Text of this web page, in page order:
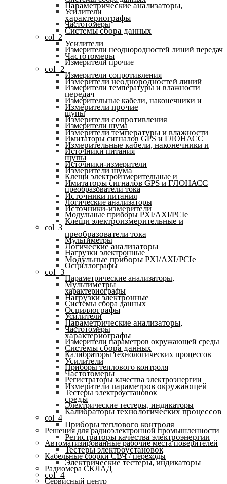
Усилители
Частотомеры
col_2
Измерители неоднородностей линий передач
Измерители прочие
Измерители сопротивления
Измерители температуры и влажности
Измерительные кабели, наконечники и
щупы
Измерители шума
Имитаторы сигналов GPS и ГЛОНАСС
Источники питания
Источники-измерители
Клещи электроизмерительные и
преобразователи тока
Логические анализаторы
Модульные приборы PXI/AXI/PCIe
col_3
Мультиметры
Нагрузки электронные
Осциллографы
Параметрические анализаторы,
характериографы
Системы сбора данных
Усилители
Частотомеры
Измерители параметров окружающей среды
Калибраторы технологических процессов
Приборы теплового контроля
Регистраторы качества электроэнергии
Тестеры электроустановок
Электрические тестеры, индикаторы
col_4
Решения для радиоэлектронной промышленности
Автоматизированные рабочие места поверителей
Кабельные сборки СВЧ / переходы
Радиомера СКЛАД
Сервисный центр
Параметрические анализаторы,
характериографы
Системы сбора данных
Усилители
Частотомеры
col_2
Измерители неоднородностей линий
передач
Измерители прочие
Измерители сопротивления
Измерители температуры и влажности
Измерительные кабели, наконечники и
щупы
Измерители шума
Имитаторы сигналов GPS и ГЛОНАСС
Источники питания
Источники-измерители
Клещи электроизмерительные и
преобразователи тока
Логические анализаторы
Модульные приборы PXI/AXI/PCIe
col_3
Мультиметры
Нагрузки электронные
Осциллографы
Параметрические анализаторы,
характериографы
Системы сбора данных
Усилители
Частотомеры
Измерители параметров окружающей
среды
Калибраторы технологических процессов
Приборы теплового контроля
Регистраторы качества электроэнергии
Тестеры электроустановок
Электрические тестеры, индикаторы
col_4